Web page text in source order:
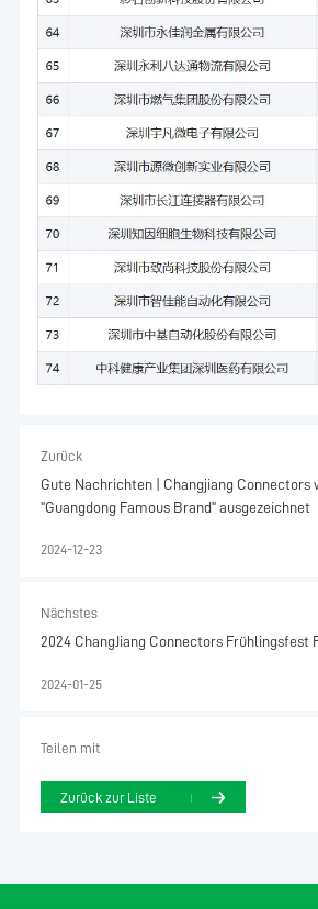
Zurück
Gute Nachrichten | Changjiang Connectors
"Guangdong Famous Brand" ausgezeichnet
2024-12-23
Nächstes
2024 ChangJiang Connectors Frühlingsfest
2024-01-25
Teilen mit
Zurück zur Liste